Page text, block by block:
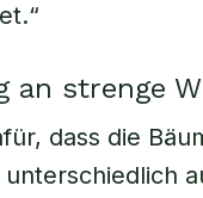
an strenge
dass die